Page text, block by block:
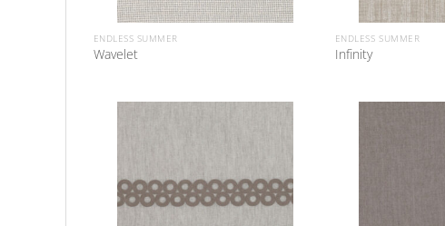
ENDLESS SUMMER
Wavelet
ENDLESS SUMMER
Infinity